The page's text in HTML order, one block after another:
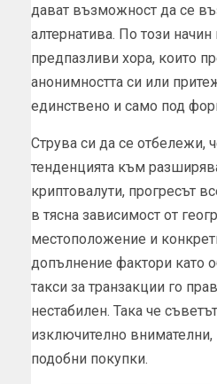
дават възможност да се
алтернатива. По този начин
предпазливи хора, които
анонимността си или
единствено и само под
Струва си да се отбележи,
тенденцията към
криптовалути, прогресът
в тясна зависимост от
местоположение и
допълнение фактори като
такси за транзакции го
нестабилен. Така че
изключително внимателни,
подобни покупки.